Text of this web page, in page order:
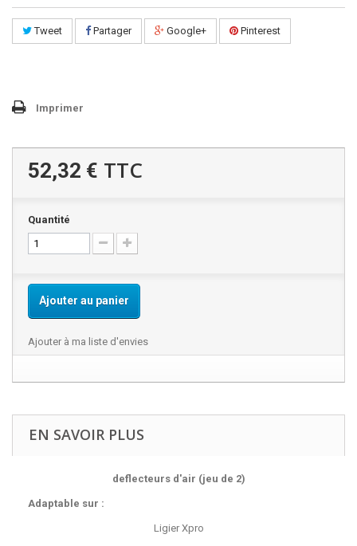
Tweet Partager Google+ Pinterest
Imprimer
52,32 € TTC
Quantité
Ajouter au panier
Ajouter à ma liste d'envies
EN SAVOIR PLUS
deflecteurs d'air (jeu de 2)
Adaptable sur :
Ligier Xpro